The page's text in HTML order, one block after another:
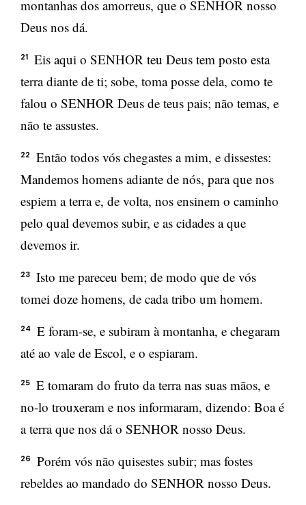
montanhas dos amorreus, que o SENHOR nosso
Deus nos dá.
21
Eis aqui o SENHOR teu Deus tem posto esta
terra diante de ti; sobe, toma posse dela, como te
falou o SENHOR Deus de teus pais; não temas, e
não te assustes.
22
Então todos vós chegastes a mim, e dissestes:
Mandemos homens adiante de nós, para que nos
espiem a terra e, de volta, nos ensinem o caminho
pelo qual devemos subir, e as cidades a que
devemos ir.
23
Isto me pareceu bem; de modo que de vós
tomei doze homens, de cada tribo um homem.
24
E foram-se, e subiram à montanha, e chegaram
até ao vale de Escol, e o espiaram.
25
E tomaram do fruto da terra nas suas mãos, e
no-lo trouxeram e nos informaram, dizendo: Boa é
a terra que nos dá o SENHOR nosso Deus.
26
Porém vós não quisestes subir; mas fostes
rebeldes ao mandado do SENHOR nosso Deus.